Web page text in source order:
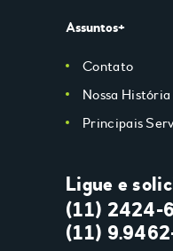
Assuntos+
Contato
Nossa História
Principais
Ligue e
(11) 2424-
(11)